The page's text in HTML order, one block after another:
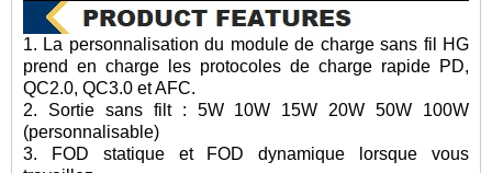
1. La personnalisation du module de charge sans fil HG
prend en charge les protocoles de charge rapide PD,
QC2.0, QC3.0 et AFC.
2. Sortie sans fil t : 5W 10W 15W 20W 50W 100W
(personnalisable)
3. FOD statique et FOD dynamique lorsque vous